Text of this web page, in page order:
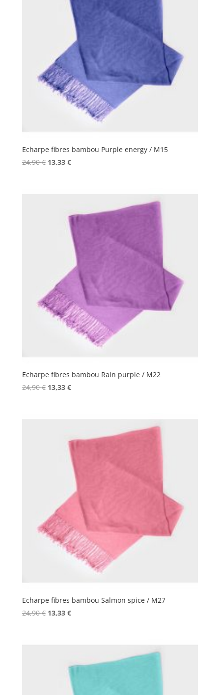
Echarpe fibres bambou Purple energy / M15
24,90€ Le
13,33 €Le
Echarpe fibres bambou Rain purple / M22
24,90€ Le
13,33 €Le
Echarpe fibres bambou Salmon spice / M27
24,90€ Le
13,33 €Le